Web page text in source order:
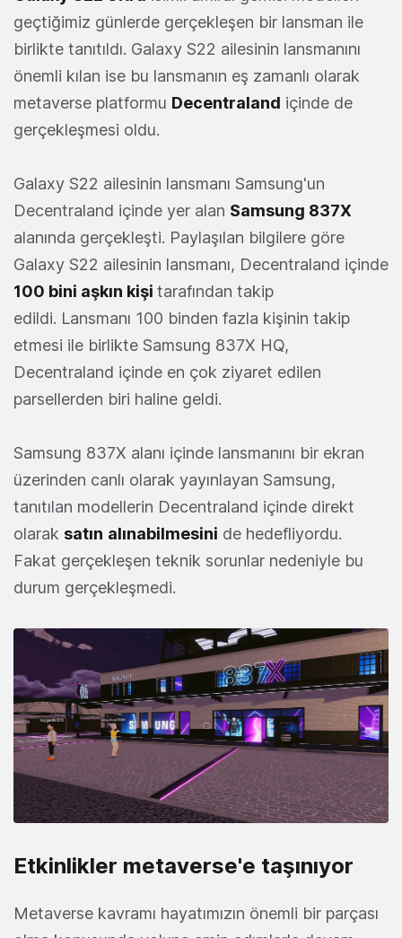
geçtiğimiz günlerde gerçekleşen bir lansman ile
birlikte tanıtıldı. Galaxy S22 ailesinin lansmanını
önemli kılan ise bu lansmanın eş zamanlı olarak
metaverse platformu Decentraland içinde de
gerçekleşmesi oldu.
Galaxy S22 ailesinin lansmanı Samsung'un
Decentraland içinde yer alan Samsung 837X
alanında gerçekleşti. Paylaşılan bilgilere göre
Galaxy S22 ailesinin lansmanı, Decentraland içinde
100 bini aşkın kişi tarafından takip
edildi. Lansmanı 100 binden fazla kişinin takip
etmesi ile birlikte Samsung 837X HQ,
Decentraland içinde en çok ziyaret edilen
parsellerden biri haline geldi.
Samsung 837X alanı içinde lansmanını bir ekran
üzerinden canlı olarak yayınlayan Samsung,
tanıtılan modellerin Decentraland içinde direkt
olarak satın alınabilmesini de hedefliyordu.
Fakat gerçekleşen teknik sorunlar nedeniyle bu
durum gerçekleşmedi.
Etkinlikler metaverse'e taşınıyor
Metaverse kavramı hayatımızın önemli bir parçası